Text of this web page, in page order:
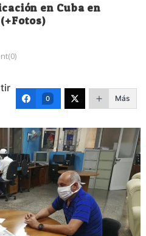
en Cuba en
0 Más